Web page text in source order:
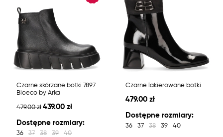
Czarne skórzane botki 7897
Bioeco by Arka
479.00 zł 439.00 zł
Dostępne rozmiary:
36 37 38 39 40
Czarne lakierowane botki
479.00 zł
Dostępne rozmiary:
36 37 38 39 40